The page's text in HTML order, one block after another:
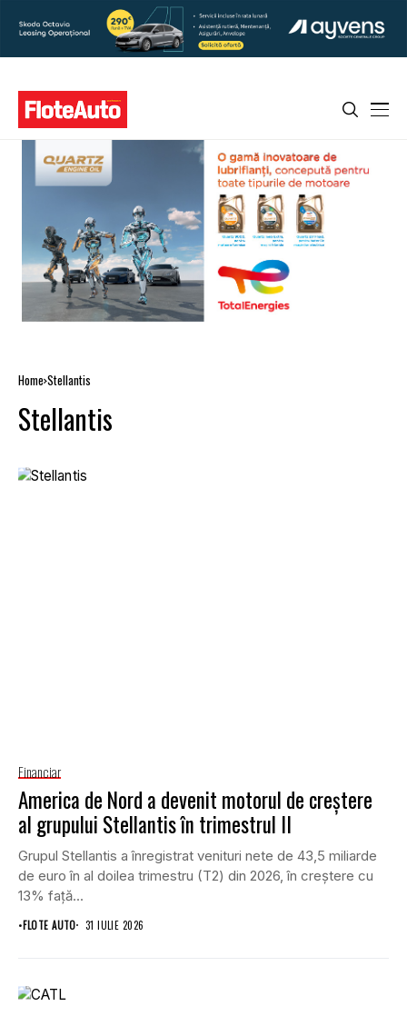
Home Stellantis
Stellantis
Financiar
America de Nord a devenit motorul de creștere
al grupului Stellantis în trimestrul II
Grupul Stellantis a înregistrat venituri nete de 43,5 miliarde
de euro în al doilea trimestru (T2) din 2026, în creștere cu
13% față...
•FLOTE AUTO 31 IULIE 2026